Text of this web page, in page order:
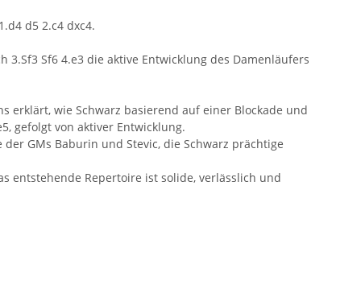
d5 2.c4 dxc4.
Sf6 4.e3 die aktive Entwicklung des Damenläufers
erklärt, wie Schwarz basierend auf einer Blockade und
gefolgt von aktiver Entwicklung.
GMs Baburin und Stevic, die Schwarz prächtige
entstehende Repertoire ist solide, verlässlich und